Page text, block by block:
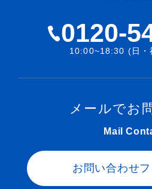
0120-
10:00~18:30 (日・
メールでお
Mail
お問い合わせ